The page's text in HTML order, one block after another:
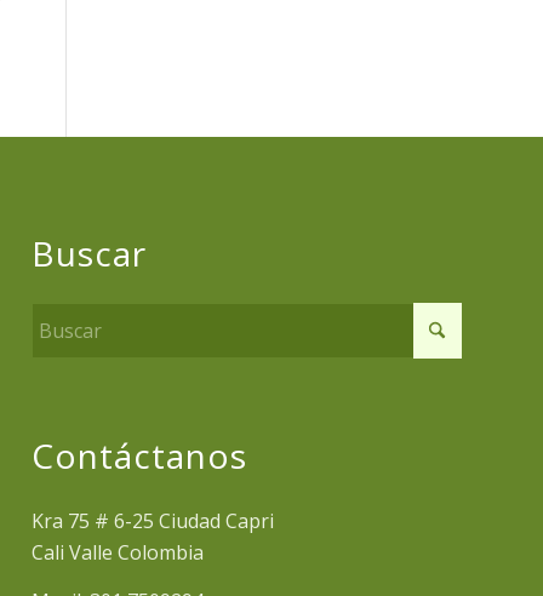
Buscar
Contáctanos
Kra 75 # 6-25 Ciudad Capri
Cali Valle Colombia